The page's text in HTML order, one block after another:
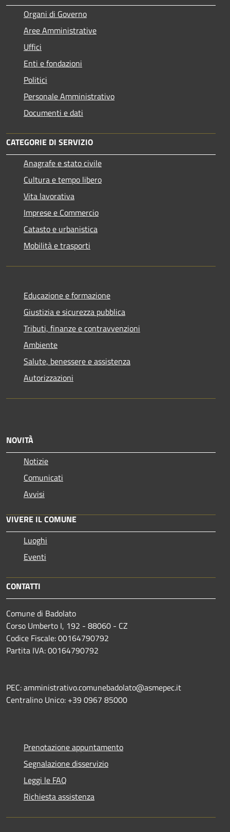
Organi di Governo
Aree Amministrative
Uffici
Enti e fondazioni
Politici
Personale Amministrativo
Documenti e dati
CATEGORIE DI SERVIZIO
Anagrafe e stato civile
Cultura e tempo libero
Vita lavorativa
Imprese e Commercio
Catasto e urbanistica
Mobilità e trasporti
Educazione e formazione
Giustizia e sicurezza pubblica
Tributi, finanze e contravvenzioni
Ambiente
Salute, benessere e assistenza
Autorizzazioni
NOVITÀ
Notizie
Comunicati
Avvisi
VIVERE IL COMUNE
Luoghi
Eventi
CONTATTI
Comune di Badolato
Corso Umberto I, 192 - 88060 - CZ
Codice Fiscale: 00164790792
Partita IVA: 00164790792
PEC: amministrativo.comunebadolato@asmepec.it
Centralino Unico: +39 0967 85000
Prenotazione appuntamento
Segnalazione disservizio
Leggi le FAQ
Richiesta assistenza